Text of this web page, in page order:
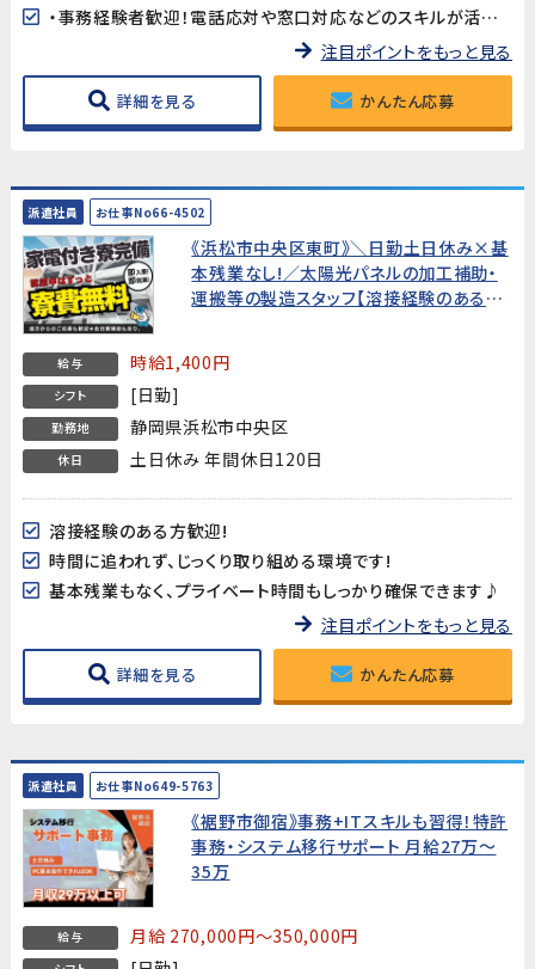
・事務経験者歓迎！電話応対や窓口対応などのスキルが活かせます
注目ポイントをもっと見る
詳細を見る かんたん応募
派遣社員 お仕事No66-4502
《浜松市中央区東町》＼日勤土日休み×基
本残業なし!／太陽光パネルの加工補助・
運搬等の製造スタッフ【溶接経験のある
給与 時給1,400円
シフト [日勤]
勤務地 静岡県浜松市中央区
休日 土日休み 年間休日120日
溶接経験のある方歓迎!
時間に追われず、じっくり取り組める環境です!
基本残業もなく、プライベート時間もしっかり確保できます♪
注目ポイントをもっと見る
詳細を見る かんたん応募
派遣社員 お仕事No649-5763
《裾野市御宿》事務+ITスキルも習得！特許
事務・システム移行サポート 月給27万～
35万
給与 月給 270,000円～350,000円